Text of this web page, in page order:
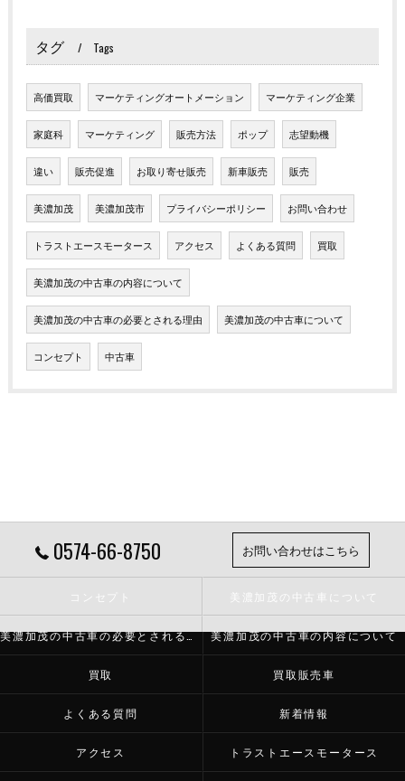
タグ Tags
高価買取 マーケティングオートメーション マーケティング企業
家庭科 マーケティング 販売方法 ポップ 志望動機
違い 販売促進 お取り寄せ販売 新車販売 販売
美濃加茂 美濃加茂市 プライバシーポリシー お問い合わせ
トラストエースモータース アクセス よくある質問 買取
美濃加茂の中古車の内容について
美濃加茂の中古車の必要とされる理由 美濃加茂の中古車について
コンセプト 中古車
0574-66-8750 お問い合わせはこちら
コンセプト 美濃加茂の中古車について
美濃加茂の中古車の必要とされる理由 美濃加茂の中古車の内容について
買取 買取販売車
よくある質問 新着情報
アクセス トラストエースモータース